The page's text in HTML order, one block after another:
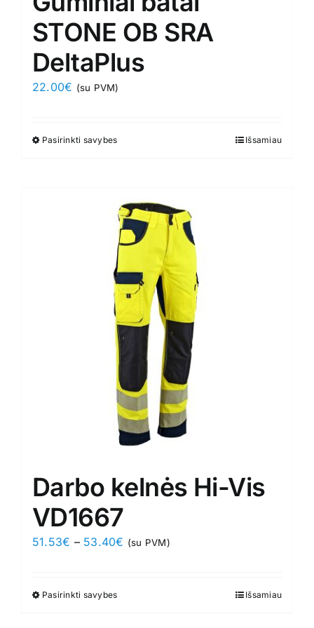
STONE OB SRA
DeltaPlus
22.00€ (su PVM)
Pasirinkti savybesThis
multiple
variants.
The
options
may
be
chosen
on
the
product
page
Išsamiau
Darbo kelnės Hi-Vis
VD1667
51.53€ – 53.40€ Price
(su PVM)
Pasirinkti savybesThis
Išsamiau